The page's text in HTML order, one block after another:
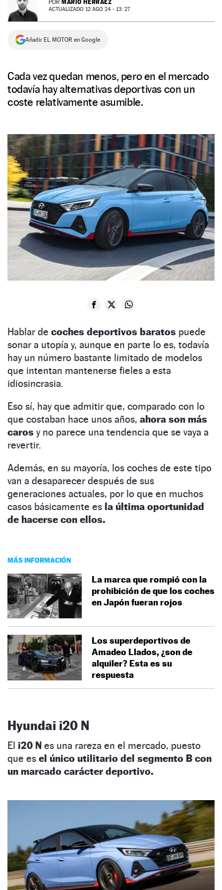
NEWSLETTER
SÍGUENOS
POR MARIO HERRÁEZ
ACTUALIZADO 12 AGO 24 - 13: 27
Añadir EL MOTOR en Google
Cada vez quedan menos, pero en el mercado
todavía hay alternativas deportivas con un
coste relativamente asumible.
Hablar de coches deportivos baratos puede
sonar a utopía y, aunque en parte lo es, todavía
hay un número bastante limitado de modelos
que intentan mantenerse fieles a esta
idiosincrasia.
Eso sí, hay que admitir que, comparado con lo
que costaban hace unos años, ahora son más
caros y no parece una tendencia que se vaya a
revertir.
Además, en su mayoría, los coches de este tipo
van a desaparecer después de sus
generaciones actuales, por lo que en muchos
casos básicamente es la última oportunidad
de hacerse con ellos.
MÁS INFORMACIÓN
La marca que rompió con la
prohibición de que los coches
en Japón fueran rojos
Los superdeportivos de
Amadeo Llados, ¿son de
alquiler? Esta es su
respuesta
Hyundai i20 N
El i20 N es una rareza en el mercado, puesto
que es el único utilitario del segmento B con
un marcado carácter deportivo.